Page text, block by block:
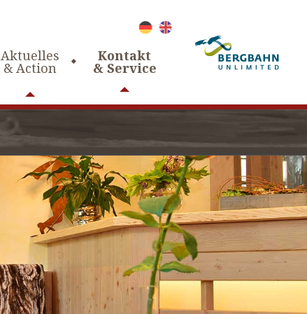
Aktuelles
& Action
Kontakt
& Service